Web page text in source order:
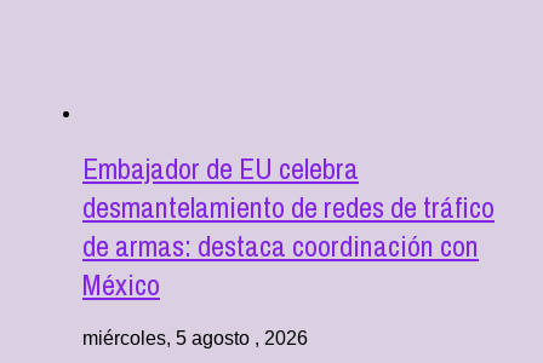
Embajador de EU celebra
desmantelamiento de redes de tráfico
de armas: destaca coordinación con
México
miércoles, 5 agosto , 2026